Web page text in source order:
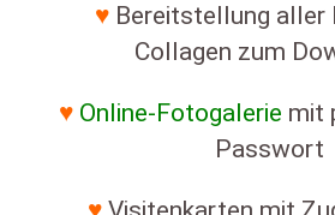
♥ Bereitstellung aller
Collagen zum
♥ Online-Fotogalerie mit
Passwort